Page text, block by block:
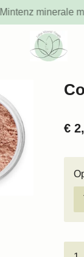
Mintenz minerale
€